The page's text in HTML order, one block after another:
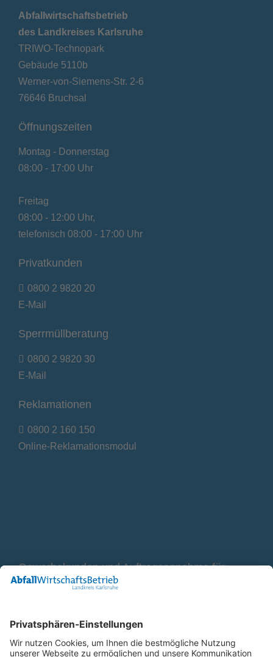
Abfallwirtschaftsbetrieb
des Landkreises Karlsruhe
TRIWO-Technopark
Gebäude 5110b
Werner-von-Siemens-Str. 2-6
76646 Bruchsal
Öffnungszeiten
Montag - Donnerstag
08:00 - 17:00 Uhr
Freitag
08:00 - 12:00 Uhr,
telefonisch 08:00 - 17:00 Uhr
Privatkunden
0800 2 9820 20
E-Mail
Sperrmüllberatung
0800 2 9820 30
E-Mail
Reklamationen
0800 2 160 150
Online-Reklamationsmodul
Gewerbekunden und Auftragsannahme für
Container
E-Mail
Bleiben Sie in Verbindung